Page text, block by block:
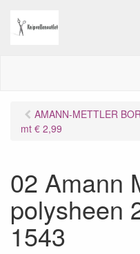
AMANN-METTLER
mt € 2,99
02 Amann
polysheen
1543